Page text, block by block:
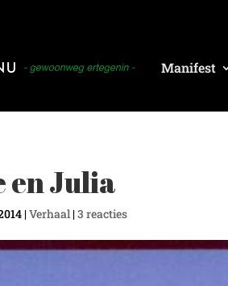
Manifest
en Julia
|Verhaal|3 reacties